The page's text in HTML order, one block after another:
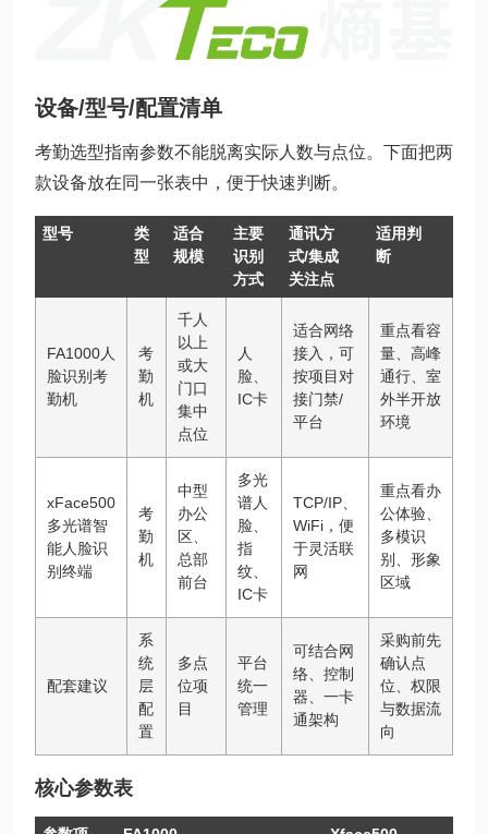
设备/型号/配置清单
考勤选型指南参数不能脱离实际人数与点位。下面把两
款设备放在同一张表中，便于快速判断。
型号
类
型
适合
规模
主要
识别
方式
通讯方
式/集成
关注点
适用判
断
FA1000人
脸识别考
勤机
考
勤
机
千人
以上
或大
门口
集中
点位
人
脸、
IC卡
适合网络
接入，可
按项目对
接门禁/
平台
重点看容
量、高峰
通行、室
外半开放
环境
xFace500
多光谱智
能人脸识
别终端
考
勤
机
中型
办公
区、
总部
前台
多光
谱人
脸、
指
纹、
IC卡
TCP/IP、
WiFi，便
于灵活联
网
重点看办
公体验、
多模识
别、形象
区域
配套建议
系
统
层
配
置
多点
位项
目
平台
统一
管理
可结合网
络、控制
器、一卡
通架构
采购前先
确认点
位、权限
与数据流
向
核心参数表